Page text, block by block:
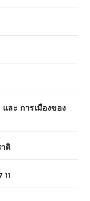
ละ การเมืองของ
ติ